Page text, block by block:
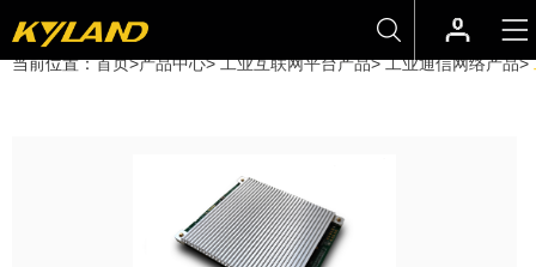
当前位置：首页>产品中心>工业互联网平台产品>工业通信网络产品>